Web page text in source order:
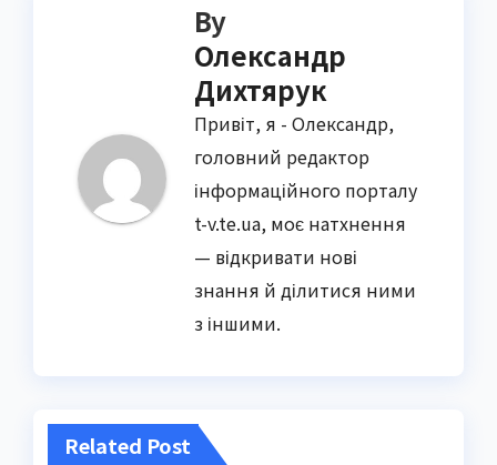
By
Олександр
Дихтярук
Привіт, я - Олександр,
головний редактор
інформаційного порталу
t-v.te.ua, моє натхнення
— відкривати нові
знання й ділитися ними
з іншими.
Related Post